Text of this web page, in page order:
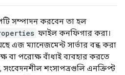
সম্পাদন করবেন তা হল
ফাইল কনফিগার করা।
এজ ম্যানেজমেন্ট সার্ভার বন্ধ করা
বা পরোক্ষ বাঁধাই ব্যবহার করতে
সংবেদনশীল শংসাপত্রগুলি এনক্রিপ্ট